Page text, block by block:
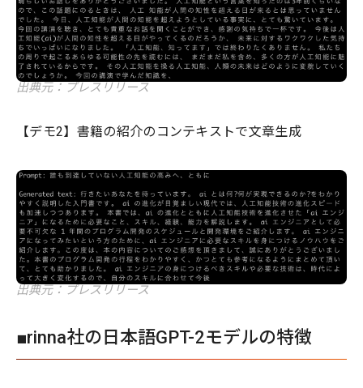
出典元：プレスリリース
【デモ2】書籍の紹介のコンテキストで文章生成
出典元：プレスリリース
■rinna社の日本語GPT-2モデルの特徴